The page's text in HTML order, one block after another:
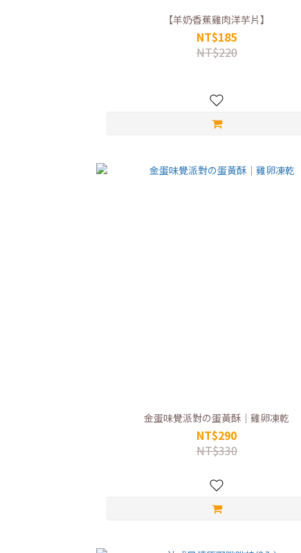
【羊奶香蕉雞肉洋芋片】
NT$185
NT$220
金蛋味覺派對の蛋黃酥｜雞卵凍乾
NT$290
NT$330